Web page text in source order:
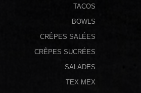
TACOS
BOWLS
CRÊPES SALÉES
CRÊPES SUCRÉES
SALADES
TEX MEX